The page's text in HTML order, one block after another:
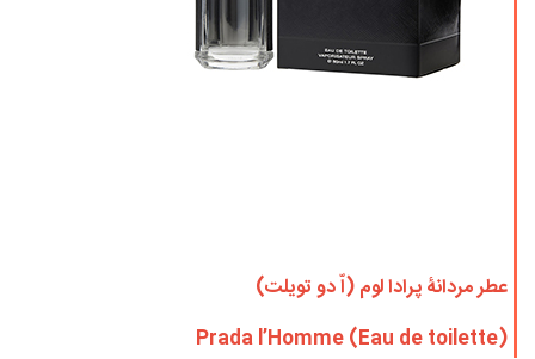
عطر مردانۀ پرادا لوم (اّ دو تویلت)
Prada l’Homme (Eau de toilette)